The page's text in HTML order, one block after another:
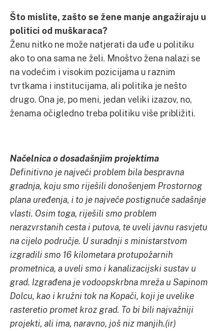
Što mislite, zašto se žene manje angažiraju u
politici od muškaraca?
Ženu nitko ne može natjerati da uđe u politiku
ako to ona sama ne želi. Mnoštvo žena nalazi se
na vodećim i visokim pozicijama u raznim
tvrtkama i institucijama, ali politika je nešto
drugo. Ona je, po meni, jedan veliki izazov, no,
ženama očigledno treba politiku više približiti.
Načelnica o dosadašnjim projektima
Definitivno je najveći problem bila bespravna
gradnja, koju smo riješili donošenjem Prostornog
plana uređenja, i to je najveće postignuće sadašnje
vlasti. Osim toga, riješili smo problem
nerazvrstanih cesta i putova, te uveli javnu rasvjetu
na cijelo područje. U suradnji s ministarstvom
izgradili smo 16 kilometara protupožarnih
prometnica, a uveli smo i kanalizacijski sustav u
grad. Izgrađena je vodoopskrbna mreža u Sapinom
Dolcu, kao i kružni tok na Kopači, koji je uvelike
rasteretio promet kroz grad. To bi bili najvažniji
projekti, ali ima, naravno, još niz manjih.(ir)